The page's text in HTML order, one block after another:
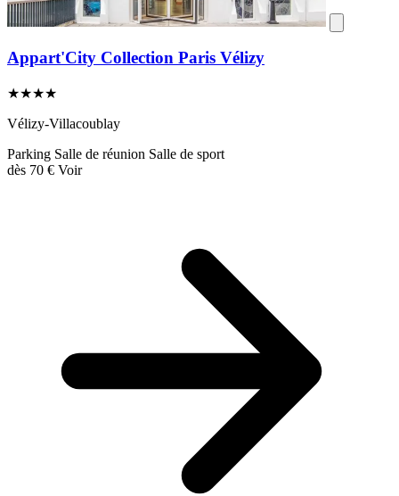
Appart'City Collection Paris Vélizy
★★★★
Vélizy-Villacoublay
Parking Salle de réunion Salle de sport
dès 70 € Voir